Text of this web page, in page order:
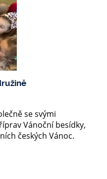
se svými
Vánoční besídky,
českých Vánoc.